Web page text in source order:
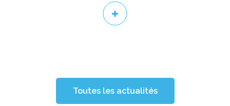
Toutes les actualités